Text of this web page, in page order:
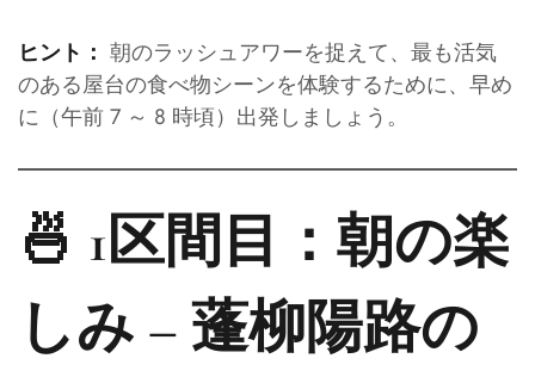
ヒント： 朝のラッシュアワーを捉えて、最も活気
のある屋台の食べ物シーンを体験するために、早め
に（午前 7 ～ 8 時頃）出発しましょう。
🍜 1区間目：朝の楽
しみ – 蓬柳陽路の